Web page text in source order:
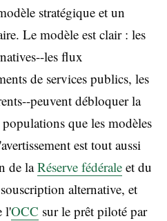
stratégique et un
Le modèle est clair : les
les flux
de services publics, les
peuvent débloquer la
que les modèles
est tout aussi
de laRéserve fédérale et du
alternative, et
l'OCC sur le prêt piloté par